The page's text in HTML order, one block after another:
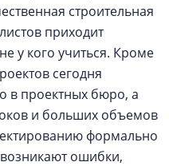
строительная
приходит
у кого учиться. Кроме
сегодня
в проектных бюро, а
и больших объемов
формально
ошибки,